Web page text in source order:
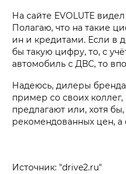
На сайте EVOLUTE
Полагаю, что на такие
ин и кредитами. Если в
бы такую цифру, то, с
автомобиль с ДВС, то
Надеюсь, дилеры
пример со своих
предлагают или, хотя
рекомендованных цен, а
Источник: "drive2.ru"